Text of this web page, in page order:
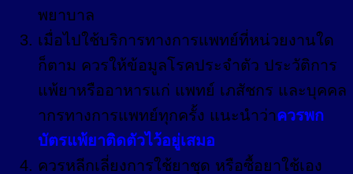
พยาบาล
เมื่อไปใช้บริการทางการแพทย์ที่หน่วยงานใด
ก็ตาม ควรให้ข้อมูลโรคประจำตัว ประวัติการ
แพ้ยาหรืออาหารแก่ แพทย์ เภสัชกร และบุคคล
ากรทางการแพทย์ทุกครั้ง แนะนำว่าควรพก
บัตรแพ้ยาติดตัวไว้อยู่เสมอ
ควรหลีกเลี่ยงการใช้ยาชุด หรือซื้อยาใช้เอง